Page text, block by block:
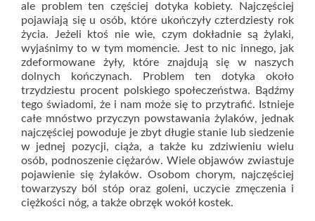
ale problem ten częściej dotyka kobiety. Najczęściej
pojawiają się u osób, które ukończyły czterdziesty rok
życia. Jeżeli ktoś nie wie, czym dokładnie są żylaki,
wyjaśnimy to w tym momencie. Jest to nic innego, jak
zdeformowane żyły, które znajdują się w naszych
dolnych kończynach. Problem ten dotyka około
trzydziestu procent polskiego społeczeństwa. Bądźmy
tego świadomi, że i nam może się to przytrafić. Istnieje
całe mnóstwo przyczyn powstawania żylaków, jednak
najczęściej powoduje je zbyt długie stanie lub siedzenie
w jednej pozycji, ciąża, a także ku zdziwieniu wielu
osób, podnoszenie ciężarów. Wiele objawów zwiastuje
pojawienie się żylaków. Osobom chorym, najczęściej
towarzyszy ból stóp oraz goleni, uczycie zmęczenia i
ciężkości nóg, a także obrzęk wokół kostek.